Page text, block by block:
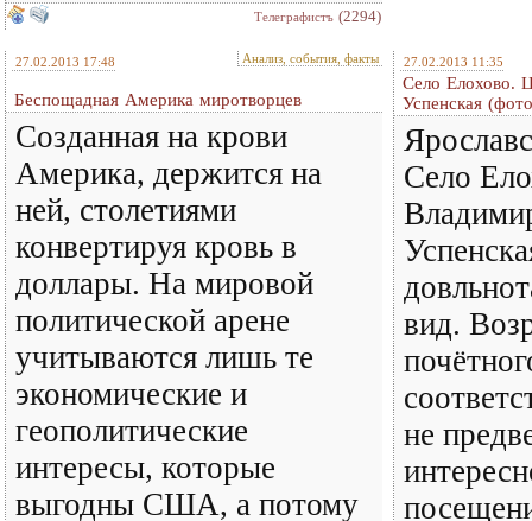
Телеграфистъ (2294)
27.02.2013 17:48 Анализ, события, факты
Беспощадная Америка миротворцев
Созданная на крови
Америка, держится на
ней, столетиями
конвертируя кровь в
доллары. На мировой
политической арене
учитываются лишь те
экономические и
геополитические
интересы, которые
выгодны США, а потому
27.02.2013 11:35
Село Елохово.
Успенская
Село
вид.
не